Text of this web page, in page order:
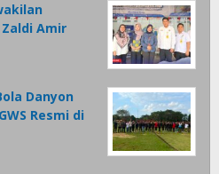
Amir
Danyon
Resmi di